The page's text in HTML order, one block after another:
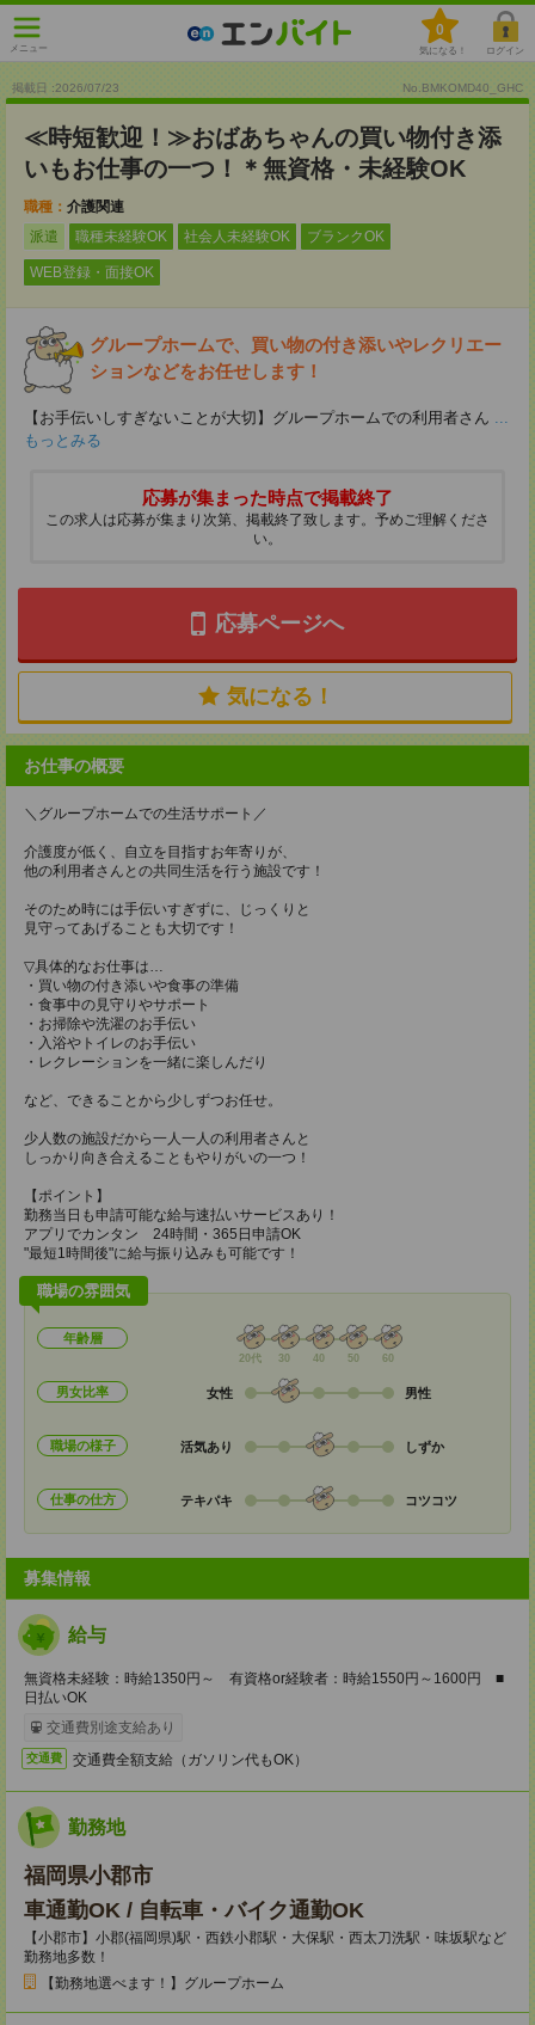
メニュー
0
気になる！ ログイン
掲載日 :2026/07/23 No.BMKOMD40_GHC
≪時短歓迎！≫おばあちゃんの買い物付き添
いもお仕事の一つ！＊無資格・未経験OK
職種： 介護関連
派遣
職種未経験OK 社会人未経験OK ブランクOK
WEB登録・面接OK
グループホームで、買い物の付き添いやレクリエー
ションなどをお任せします！
【お手伝いしすぎないことが大切】グループホームでの利用者さん ...
もっとみる
応募が集まった時点で掲載終了
この求人は応募が集まり次第、掲載終了致します。予めご理解くださ
い。
応募ページへ
気になる！
お仕事の概要
＼グループホームでの生活サポート／
介護度が低く、自立を目指すお年寄りが、
他の利用者さんとの共同生活を行う施設です！
そのため時には手伝いすぎずに、じっくりと
見守ってあげることも大切です！
▽具体的なお仕事は…
・買い物の付き添いや食事の準備
・食事中の見守りやサポート
・お掃除や洗濯のお手伝い
・入浴やトイレのお手伝い
・レクレーションを一緒に楽しんだり
など、できることから少しずつお任せ。
少人数の施設だから一人一人の利用者さんと
しっかり向き合えることもやりがいの一つ！
【ポイント】
勤務当日も申請可能な給与速払いサービスあり！
アプリでカンタン 24時間・365日申請OK
"最短1時間後"に給与振り込みも可能です！
職場の雰囲気
年齢層
20代 30 40 50 60
男女比率 女性 男性
職場の様子 活気あり しずか
仕事の仕方 テキパキ コツコツ
募集情報
給与
無資格未経験：時給1350円～ 有資格or経験者：時給1550円～1600円 ■
日払いOK
交通費別途支給あり
交通費 交通費全額支給（ガソリン代もOK）
勤務地
福岡県小郡市
車通勤OK / 自転車・バイク通勤OK
【小郡市】小郡(福岡県)駅・西鉄小郡駅・大保駅・西太刀洗駅・味坂駅など
勤務地多数！
【勤務地選べます！】グループホーム